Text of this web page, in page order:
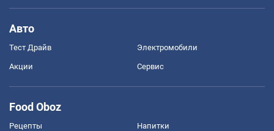
Авто
Тест Драйв Электромобили
Акции Сервис
Food Oboz
Рецепты Напитки